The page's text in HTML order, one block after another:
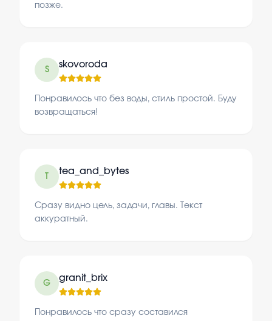
позже.
S
skovoroda
Понравилось что без воды, стиль простой. Буду
возвращаться!
tea_and_bytes
Сразу видно цель, задачи, главы. Текст
аккуратный.
G
granit_brix
Понравилось что сразу составился